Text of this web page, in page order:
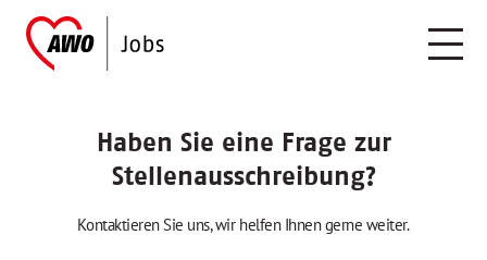
Haben Sie eine Frage zur
Stellenausschreibung?
Kontaktieren Sie uns, wir helfen Ihnen gerne weiter.